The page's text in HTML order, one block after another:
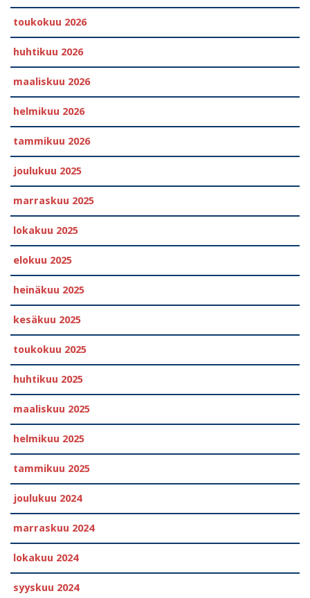
toukokuu 2026
huhtikuu 2026
maaliskuu 2026
helmikuu 2026
tammikuu 2026
joulukuu 2025
marraskuu 2025
lokakuu 2025
elokuu 2025
heinäkuu 2025
kesäkuu 2025
toukokuu 2025
huhtikuu 2025
maaliskuu 2025
helmikuu 2025
tammikuu 2025
joulukuu 2024
marraskuu 2024
lokakuu 2024
syyskuu 2024